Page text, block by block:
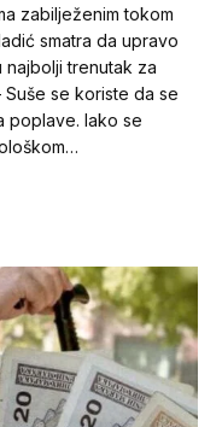
zabilježenim tokom
smatra da upravo
trenutak za
se koriste da se
poplave. Iako se